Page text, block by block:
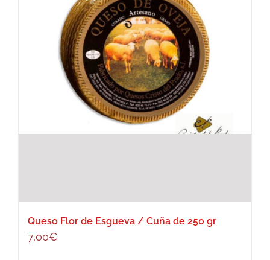
Queso Flor de Esgueva / Cuña de 250 gr
7,00€